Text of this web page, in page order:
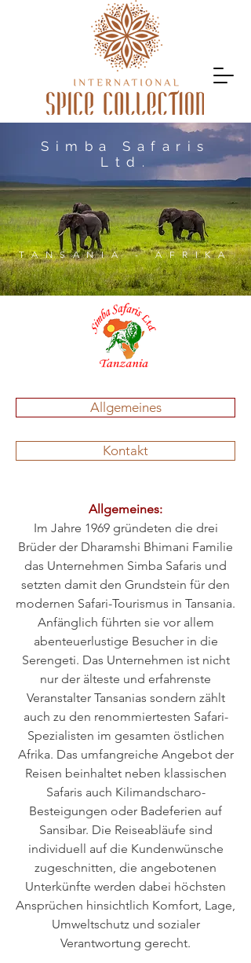
Simba Safaris
Ltd.
TANSANIA - AFRIKA
Allgemeines
Kontakt
Allgemeines:
Im Jahre 1969 gründeten die drei
Brüder der Dharamshi Bhimani Familie
das Unternehmen Simba Safaris und
setzten damit den Grundstein für den
modernen Safari-Tourismus in Tansania.
Anfänglich führten sie vor allem
abenteuerlustige Besucher in die
Serengeti. Das Unternehmen ist nicht
nur der älteste und erfahrenste
Veranstalter Tansanias sondern zählt
auch zu den renommiertesten Safari-
Spezialisten im gesamten östlichen
Afrika. Das umfangreiche Angebot der
Reisen beinhaltet neben klassischen
Safaris auch Kilimandscharo-
Besteigungen oder Badeferien auf
Sansibar. Die Reiseabläufe sind
individuell auf die Kundenwünsche
zugeschnitten, die angebotenen
Unterkünfte werden dabei höchsten
Ansprüchen hinsichtlich Komfort, Lage,
Umweltschutz und sozialer
Verantwortung gerecht.